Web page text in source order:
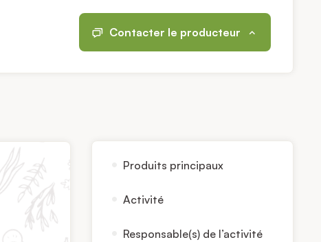
Contacter le producteur
Produits principaux
Activité
Responsable(s) de l’activité